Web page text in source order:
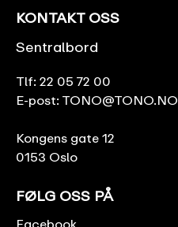
KONTAKT OSS
Sentralbord
Tlf: 22 05 72 00
E-post: TONO@TONO.NO
Kongens gate 12
0153 Oslo
FØLG OSS PÅ
Facebook